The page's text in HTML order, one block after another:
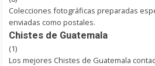
Colecciones fotográficas preparadas
enviadas como postales.
Chistes de Guatemala
(1)
Los mejores Chistes de Guatemala